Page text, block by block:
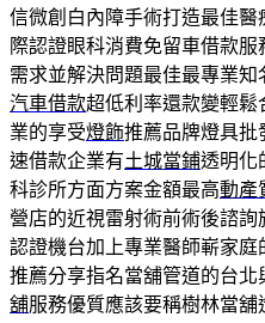
信微創白內障手術打造最佳醫
際認證眼科消費免留車借款服
需求並解決問題最佳最專業
汽車借款超低利率還款變輕鬆
業的享受燈飾推薦品牌燈具批
速借款企業有土城當鋪透明化
科診所方面方案金額最高動產
營店的近視雷射術前術後諮詢
認證機台加上專業醫師嶄家
推薦分享指名當舖管道的台
舖服務優質應該要稱樹林當